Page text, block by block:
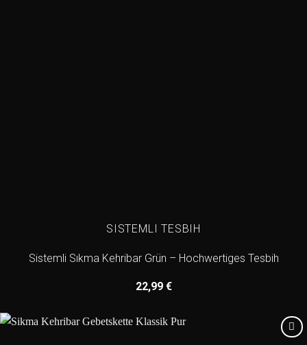
SISTEMLI TESBIH
Sistemli Sıkma Kehribar Grün – Hochwertiges Tesbih
22,99 €